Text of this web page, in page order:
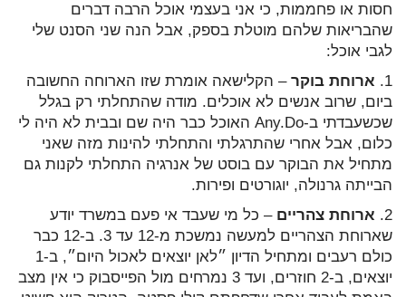
חסות או פחממות, כי אני בעצמי אוכל הרבה דברים
שהבריאות שלהם מוטלת בספק, אבל הנה שני הסנט שלי
לגבי אוכל:
1.
ארוחת בוקר – הקלישאה אומרת שזו הארוחה החשובה
ביום, שרוב אנשים לא אוכלים. מודה שהתחלתי רק בגלל
שכשעבדתי ב-Any.Do האוכל כבר היה שם ובבית לא היה לי
כלום, אבל אחרי שהתרגלתי והתחלתי להינות מזה שאני
מתחיל את הבוקר עם בוסט של אנרגיה התחלתי לקנות גם
הבייתה גרנולה, יוגורטים ופירות.
2. ארוחת צהריים – כל מי שעבד אי פעם במשרד יודע
שארוחת הצהריים למעשה נמשכת מ-12 עד 3. ב-12 כבר
כולם רעבים ומתחיל הדיון ״לאן יוצאים לאכול היום״, ב-1
יוצאים, ב-2 חוזרים, ועד 3 נמרחים מול הפייסבוק כי אין מצב